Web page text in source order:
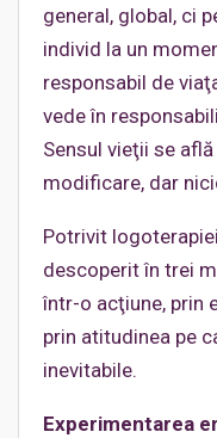
general, global, ci
individ la un
responsabil de
vede în
Sensul vieţii se
modificare, dar
Potrivit
descoperit în trei
într-o acţiune, prin
prin atitudinea pe
inevitabile.
Experimentarea